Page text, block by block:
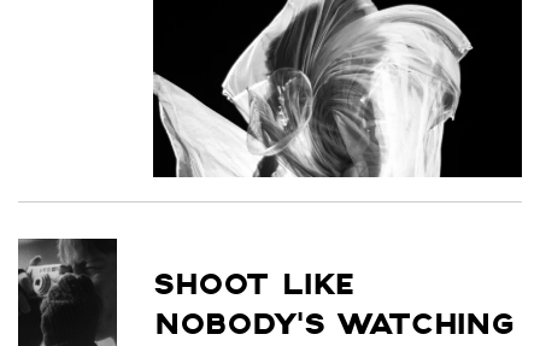
SHOOT LIKE
NOBODY’S WATCHING